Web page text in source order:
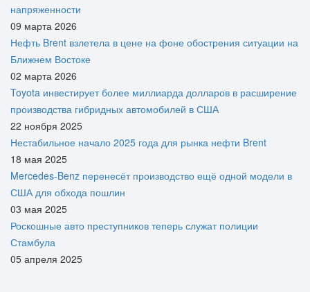
напряженности
09 марта 2026
Нефть Brent взлетела в цене на фоне обострения ситуации на
Ближнем Востоке
02 марта 2026
Toyota инвестирует более миллиарда долларов в расширение
производства гибридных автомобилей в США
22 ноября 2025
Нестабильное начало 2025 года для рынка нефти Brent
18 мая 2025
Mercedes-Benz перенесёт производство ещё одной модели в
США для обхода пошлин
03 мая 2025
Роскошные авто преступников теперь служат полиции
Стамбула
05 апреля 2025